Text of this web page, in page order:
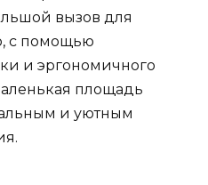
вызов для
с помощью
и эргономичного
площадь
и уютным